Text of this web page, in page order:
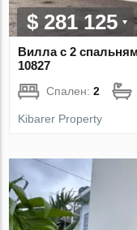
$ 281 125
Вилла с 2
10827
Спален:2
Kibarer Property